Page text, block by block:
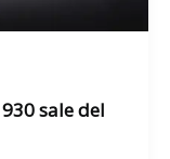
sale del